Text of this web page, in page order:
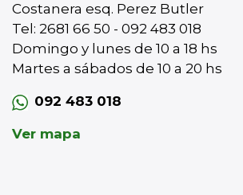
Costanera esq. Perez Butler
Tel: 2681 66 50 - 092 483 018
Domingo y lunes de 10 a 18 hs
Martes a sábados de 10 a 20 hs
092 483 018
Ver mapa